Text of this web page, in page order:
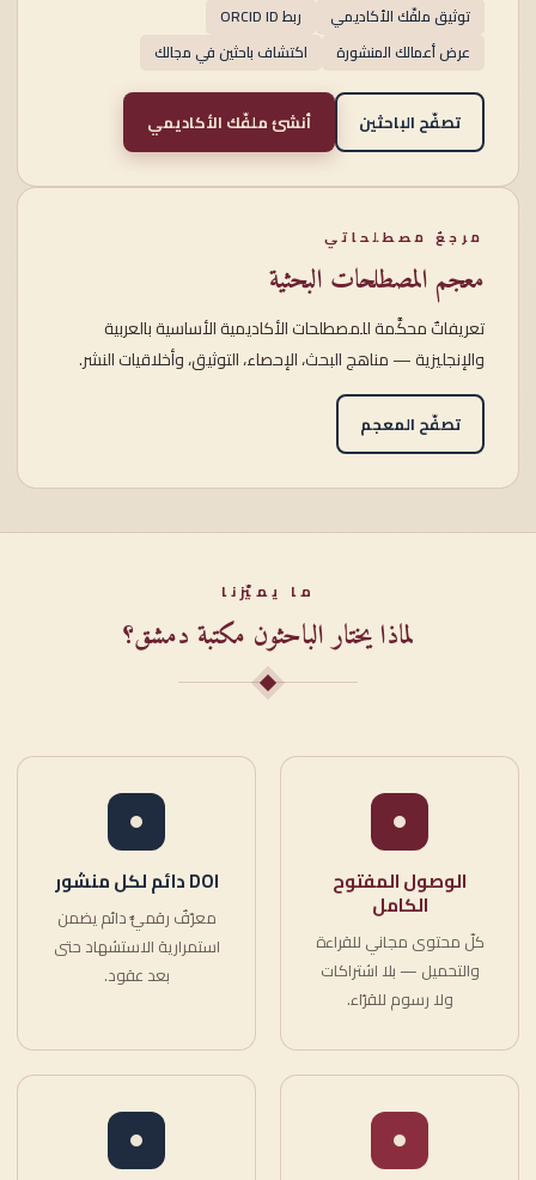
توثيق ملفّك الأكاديمي
ربط ORCID ID
عرض أعمالك المنشورة
اكتشاف باحثين في مجالك
تصفّح الباحثين أنشئ ملفّك الأكاديمي
مرجعٌ مصطلحاتي
معجم المصطلحات البحثية
تعريفاتٌ محكَّمة للمصطلحات الأكاديمية الأساسية بالعربية
والإنجليزية — مناهج البحث، الإحصاء، التوثيق، وأخلاقيات النشر.
تصفّح المعجم
ما يميّزنا
لماذا يختار الباحثون مكتبة دمشق؟
الوصول المفتوح
الكامل
كلّ محتوى مجاني للقراءة
والتحميل — بلا اشتراكات
ولا رسوم للقرّاء.
DOI دائم لكل منشور
معرّفٌ رقميٌّ دائم يضمن
استمرارية الاستشهاد حتى
بعد عقود.